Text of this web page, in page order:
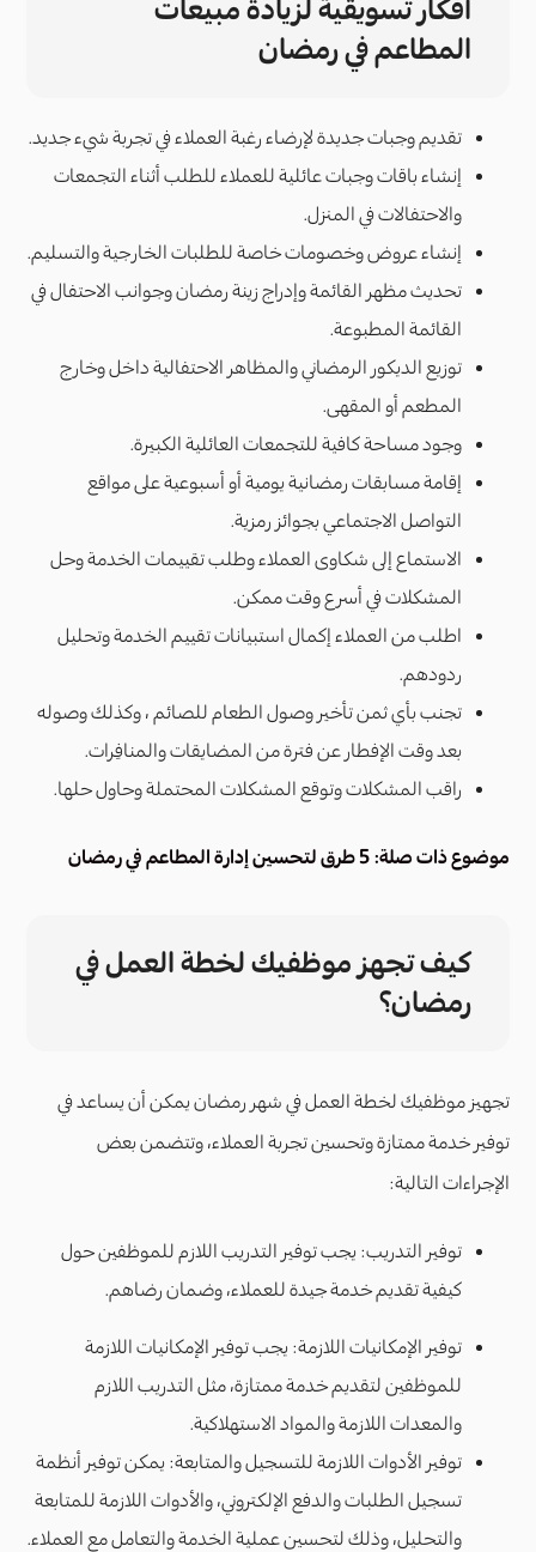
أفكار تسويقية لزيادة مبيعات
المطاعم في رمضان
تقديم وجبات جديدة لإرضاء رغبة العملاء في تجربة شيء جديد.
إنشاء باقات وجبات عائلية للعملاء للطلب أثناء التجمعات
والاحتفالات في المنزل.
إنشاء عروض وخصومات خاصة للطلبات الخارجية والتسليم.
تحديث مظهر القائمة وإدراج زينة رمضان وجوانب الاحتفال في
القائمة المطبوعة.
توزيع الديكور الرمضاني والمظاهر الاحتفالية داخل وخارج
المطعم أو المقهى.
وجود مساحة كافية للتجمعات العائلية الكبيرة.
إقامة مسابقات رمضانية يومية أو أسبوعية على مواقع
التواصل الاجتماعي بجوائز رمزية.
الاستماع إلى شكاوى العملاء وطلب تقييمات الخدمة وحل
المشكلات في أسرع وقت ممكن.
اطلب من العملاء إكمال استبيانات تقييم الخدمة وتحليل
ردودهم.
تجنب بأي ثمن تأخير وصول الطعام للصائم ، وكذلك وصوله
بعد وقت الإفطار عن فترة من المضايقات والمنافِرات.
راقب المشكلات وتوقع المشكلات المحتملة وحاول حلها.
موضوع ذات صلة:5 طرق لتحسين إدارة المطاعم في رمضان
كيف تجهز موظفيك لخطة العمل في
رمضان؟
تجهيز موظفيك لخطة العمل في شهر رمضان يمكن أن يساعد في
توفير خدمة ممتازة وتحسين تجربة العملاء، وتتضمن بعض
الإجراءات التالية:
توفير التدريب: يجب توفير التدريب اللازم للموظفين حول
كيفية تقديم خدمة جيدة للعملاء، وضمان رضاهم.
توفير الإمكانيات اللازمة: يجب توفير الإمكانيات اللازمة
للموظفين لتقديم خدمة ممتازة، مثل التدريب اللازم
والمعدات اللازمة والمواد الاستهلاكية.
توفير الأدوات اللازمة للتسجيل والمتابعة: يمكن توفير أنظمة
تسجيل الطلبات والدفع الإلكتروني، والأدوات اللازمة للمتابعة
والتحليل، وذلك لتحسين عملية الخدمة والتعامل مع العملاء.